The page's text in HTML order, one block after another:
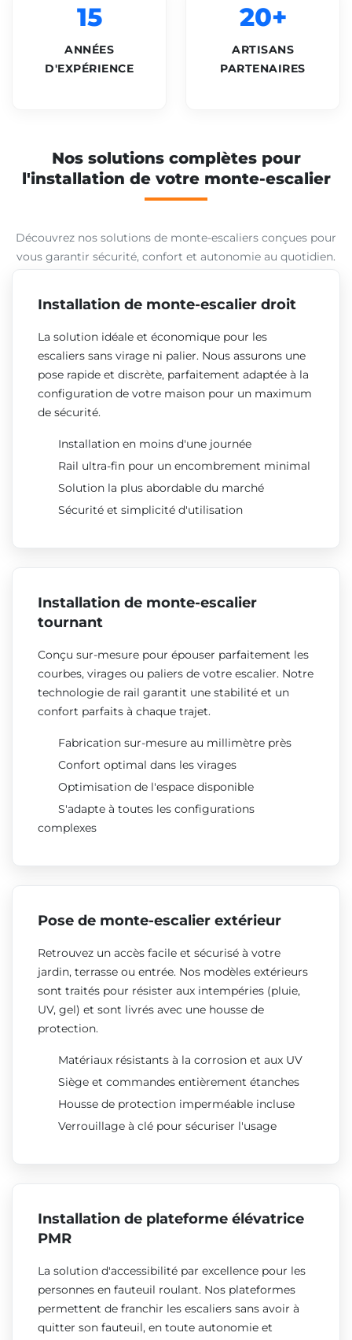
15
ANNÉES
D'EXPÉRIENCE
20+
ARTISANS
PARTENAIRES
Nos solutions complètes pour
l'installation de votre monte-escalier
Découvrez nos solutions de monte-escaliers conçues pour
vous garantir sécurité, confort et autonomie au quotidien.
Installation de monte-escalier droit
La solution idéale et économique pour les
escaliers sans virage ni palier. Nous assurons une
pose rapide et discrète, parfaitement adaptée à la
configuration de votre maison pour un maximum
de sécurité.
Installation en moins d'une journée
Rail ultra-fin pour un encombrement minimal
Solution la plus abordable du marché
Sécurité et simplicité d'utilisation
Installation de monte-escalier
tournant
Conçu sur-mesure pour épouser parfaitement les
courbes, virages ou paliers de votre escalier. Notre
technologie de rail garantit une stabilité et un
confort parfaits à chaque trajet.
Fabrication sur-mesure au millimètre près
Confort optimal dans les virages
Optimisation de l'espace disponible
S'adapte à toutes les configurations
complexes
Pose de monte-escalier extérieur
Retrouvez un accès facile et sécurisé à votre
jardin, terrasse ou entrée. Nos modèles extérieurs
sont traités pour résister aux intempéries (pluie,
UV, gel) et sont livrés avec une housse de
protection.
Matériaux résistants à la corrosion et aux UV
Siège et commandes entièrement étanches
Housse de protection imperméable incluse
Verrouillage à clé pour sécuriser l'usage
Installation de plateforme élévatrice
PMR
La solution d'accessibilité par excellence pour les
personnes en fauteuil roulant. Nos plateformes
permettent de franchir les escaliers sans avoir à
quitter son fauteuil, en toute autonomie et